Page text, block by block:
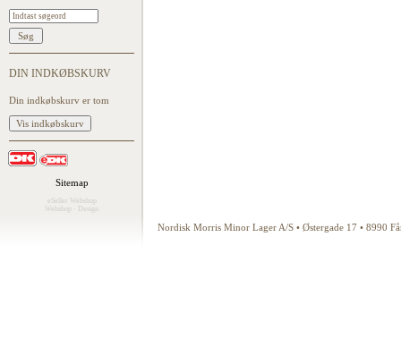
DIN INDKØBSKURV
Din indkøbskurv er tom
Sitemap
eSeller Webshop
Webshop
Design
Nordisk Morris Minor Lager A/S • Østergade 17 • 8990